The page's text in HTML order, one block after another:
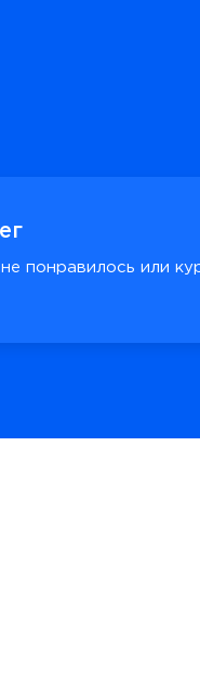
понравилось или